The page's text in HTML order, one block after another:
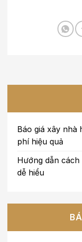
Báo giá xây
phí hiệu quả
Hướng dẫn
dễ hiểu